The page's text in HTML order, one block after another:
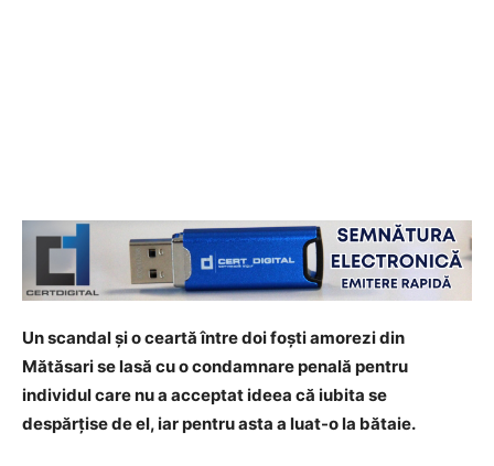
Un scandal și o ceartă între doi foști amorezi din
Mătăsari se lasă cu o condamnare penală pentru
individul care nu a acceptat ideea că iubita se
despărțise de el, iar pentru asta a luat-o la bătaie.